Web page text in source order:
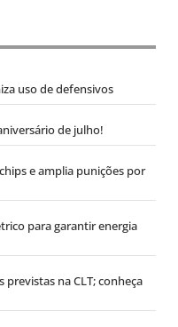
uso de defensivos
de julho!
e amplia punições por
para garantir energia
previstas na CLT; conheça